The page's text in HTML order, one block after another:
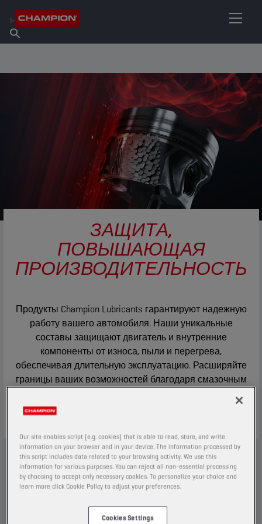
Информация о Champion
Найти точку продаж
ЗАЩИТА,
ПОВЫШАЮЩАЯ
ПРОИЗВОДИТЕЛЬНОСТЬ
Продукты Champion Lubricants гарантируют надежную
работу вашего автомобиля. Наши уникальные
составы защищают двигатель и внутренние
компоненты от износа, пыли и перегрева,
обеспечивая длительную эксплуатацию. Расширяйте
границы ваших возможностей благодаря смазочным
ТЕХНОЛОГИЯ ADAPTIVE
SHIELD
Ввиду уменьшения габаритов двигателей
Our site enables script (e.g. cookies) that is able to read, store, and write
information on your browser and in your device. The information processed by
this script includes data related to your browsing activity. We use this
information for various purposes. You can reject all non-essential processing
by choosing to accept only necessary cookies. To personalize your choice and
learn more click Cookie Policy to adjust your preferences.
Cookies Settings